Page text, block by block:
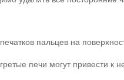
пальцев на
печи могут привести